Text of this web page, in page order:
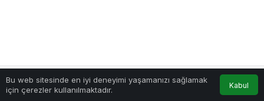
Bu web sitesinde en iyi deneyimi yaşamanızı sağlamak
için çerezler kullanılmaktadır.
Kabul
Anasayfa